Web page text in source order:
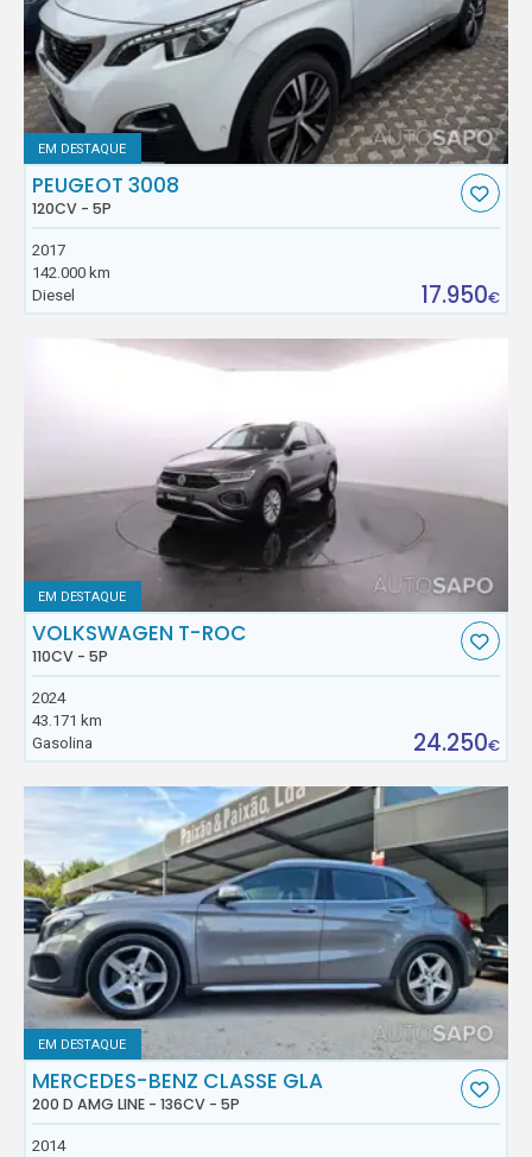
EM DESTAQUE
PEUGEOT 3008
120CV - 5P
2017
142.000 km
Diesel
17.950€
EM DESTAQUE
VOLKSWAGEN T-ROC
110CV - 5P
2024
43.171 km
Gasolina
24.250€
EM DESTAQUE
MERCEDES-BENZ CLASSE GLA
200 D AMG LINE - 136CV - 5P
2014